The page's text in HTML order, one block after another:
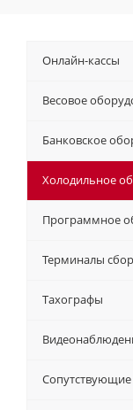
Онлайн-кассы
Весовое
Банковское
Холодильное
Программное
Терминалы
Тахографы